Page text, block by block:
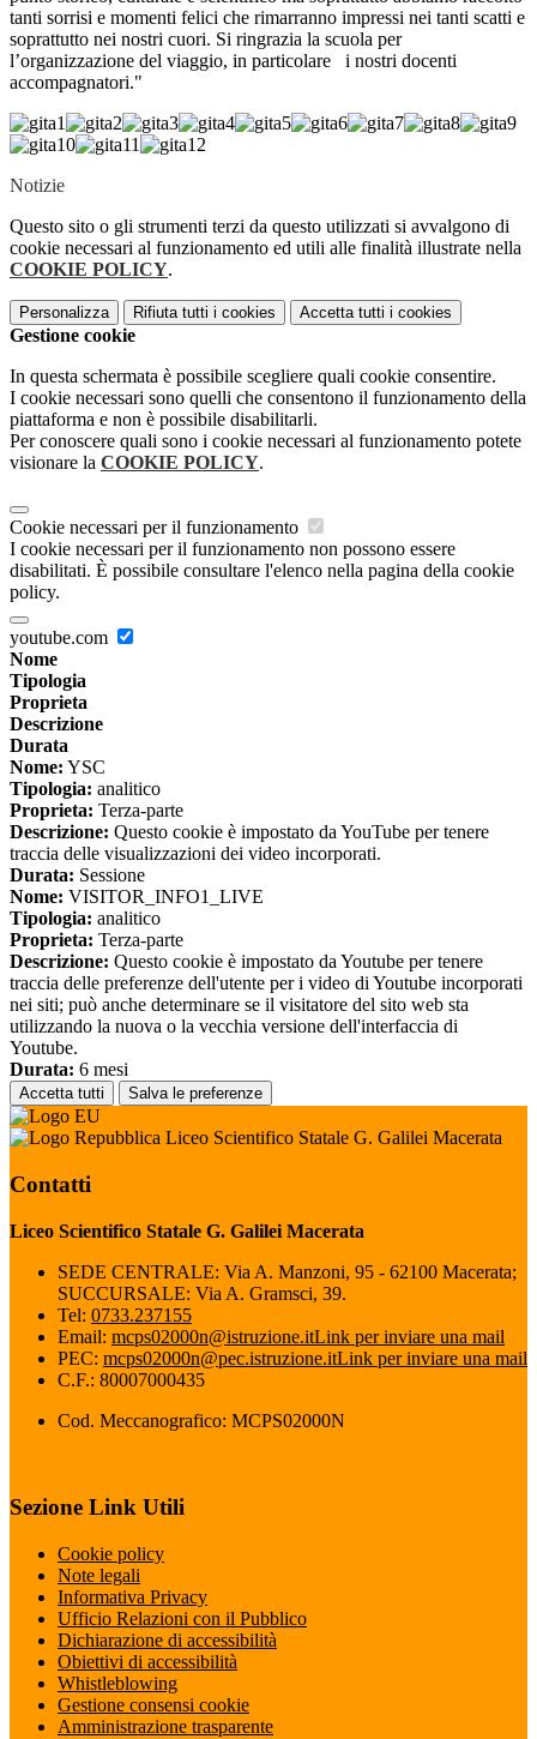
tanti sorrisi e momenti felici che rimarranno impressi nei tanti scatti e
soprattutto nei nostri cuori. Si ringrazia la scuola per
l’organizzazione del viaggio, in particolare i nostri docenti
accompagnatori."
Notizie
Questo sito o gli strumenti terzi da questo utilizzati si avvalgono di
cookie necessari al funzionamento ed utili alle finalità illustrate nella
COOKIE POLICY.
Personalizza Rifiuta tutti i cookies Accetta tutti i cookies
Gestione cookie
In questa schermata è possibile scegliere quali cookie consentire.
I cookie necessari sono quelli che consentono il funzionamento della
piattaforma e non è possibile disabilitarli.
Per conoscere quali sono i cookie necessari al funzionamento potete
visionare la COOKIE POLICY.
Cookie necessari per il funzionamento
I cookie necessari per il funzionamento non possono essere
disabilitati. È possibile consultare l'elenco nella pagina della cookie
policy.
youtube.com
Nome
Tipologia
Proprieta
Descrizione
Durata
Nome: YSC
Tipologia: analitico
Proprieta: Terza-parte
Descrizione: Questo cookie è impostato da YouTube per tenere
traccia delle visualizzazioni dei video incorporati.
Durata: Sessione
Nome: VISITOR_INFO1_LIVE
Tipologia: analitico
Proprieta: Terza-parte
Descrizione: Questo cookie è impostato da Youtube per tenere
traccia delle preferenze dell'utente per i video di Youtube incorporati
nei siti; può anche determinare se il visitatore del sito web sta
utilizzando la nuova o la vecchia versione dell'interfaccia di
Youtube.
Durata: 6 mesi
Accetta tutti Salva le preferenze
Liceo Scientifico Statale G. Galilei Macerata
Contatti
Liceo Scientifico Statale G. Galilei Macerata
SEDE CENTRALE: Via A. Manzoni, 95 - 62100 Macerata;
SUCCURSALE: Via A. Gramsci, 39.
Tel: 0733.237155
Email: mcps02000n@istruzione.itLink per inviare una mail
PEC: mcps02000n@pec.istruzione.itLink per inviare una mail
C.F.: 80007000435
Cod. Meccanografico: MCPS02000N
Sezione Link Utili
Cookie policy
Note legali
Informativa Privacy
Ufficio Relazioni con il Pubblico
Dichiarazione di accessibilità
Obiettivi di accessibilità
Whistleblowing
Gestione consensi cookie
Amministrazione trasparente